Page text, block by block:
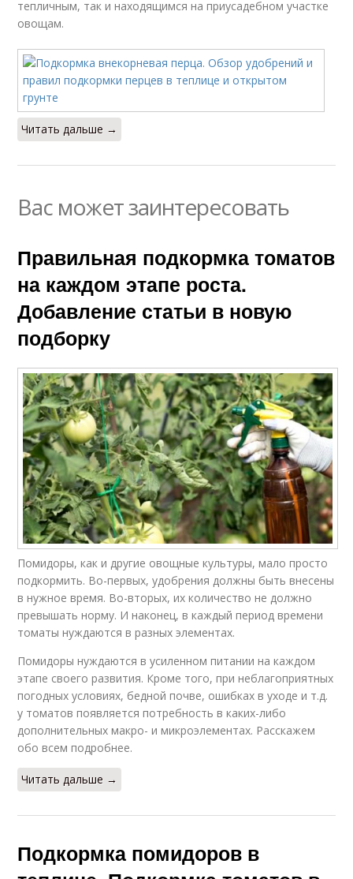
тепличным, так и находящимся на приусадебном участке
овощам.
Читать дальше →
Вас может заинтересовать
Правильная подкормка томатов
на каждом этапе роста.
Добавление статьи в новую
подборку
Помидоры, как и другие овощные культуры, мало просто
подкормить. Во-первых, удобрения должны быть внесены
в нужное время. Во-вторых, их количество не должно
превышать норму. И наконец, в каждый период времени
томаты нуждаются в разных элементах.
Помидоры нуждаются в усиленном питании на каждом
этапе своего развития. Кроме того, при неблагоприятных
погодных условиях, бедной почве, ошибках в уходе и т.д.
у томатов появляется потребность в каких-либо
дополнительных макро- и микроэлементах. Расскажем
обо всем подробнее.
Читать дальше →
Подкормка помидоров в